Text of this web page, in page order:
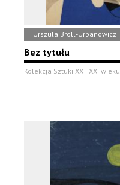
Urszula Broll-Urbanowicz
Bez tytułu
Kolekcja Sztuki XX i XXI wieku